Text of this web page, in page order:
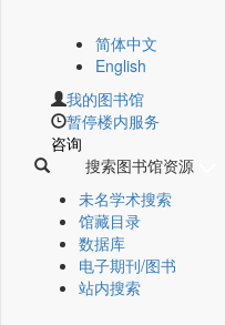
简体中文
English
我的图书馆
暂停楼内服务
咨询
搜索图书馆资源
未名学术搜索
馆藏目录
数据库
电子期刊/图书
站内搜索